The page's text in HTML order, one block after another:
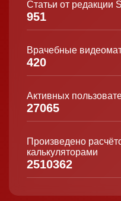
Статьи от редакции
951
Врачебные
420
Активных
27065
Произведено
калькуляторами
2510362